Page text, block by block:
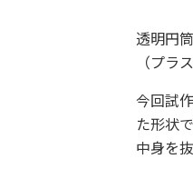
透明円
（プラ
今回試
た形状
中身を